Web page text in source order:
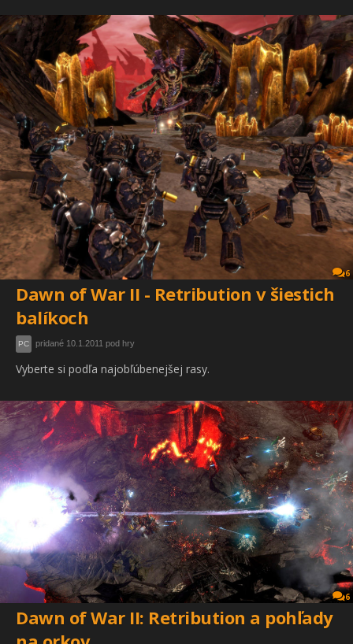
6
Dawn of War II - Retribution v šiestich
balíkoch
PC pridané 10.1.2011 pod hry
Vyberte si podľa najobľúbenejšej rasy.
6
Dawn of War II: Retribution a pohľady